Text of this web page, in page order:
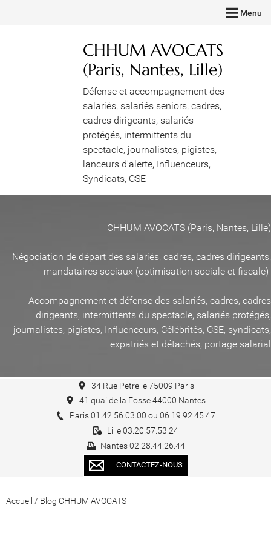
Menu
CHHUM AVOCATS
(Paris, Nantes, Lille)
Défense et accompagnement des
salariés, salariés seniors, cadres,
cadres dirigeants, salariés
protégés, intermittents du
spectacle, journalistes, pigistes,
lanceurs d'alerte, Influenceurs,
Syndicats, CSE
CHHUM AVOCATS (Paris, Nantes, Lille)
Négociation de départ des salariés, cadres, cadres dirigeants,
mandataires sociaux (optimisation sociale et fiscale)
Accompagnement et défense des salariés, cadres, cadres
dirigeants, intermittents du spectacle, salariés protégés,
journalistes, pigistes, Influenceurs, Célébrités, CSE, syndicats,
expatriés et détachés, portage salarial
34 Rue Petrelle 75009 Paris
41 quai de la Fosse 44000 Nantes
Paris 01.42.56.03.00 ou 06 19 92 45 47
Lille 03.20.57.53.24
Nantes 02.28.44.26.44
CONTACTEZ-NOUS
Accueil / Blog CHHUM AVOCATS